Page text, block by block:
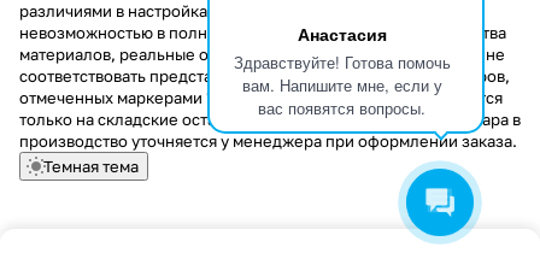
Анастасия
Здравствуйте! Готова помочь
вам. Напишите мне, если у
вас появятся вопросы.
различиями в настройках цветопередачи мониторов и
невозможностью в полной мере передать некоторые свойства
материалов, реальные оттенки и текстуры продукции могут не
соответствовать представленным на сайте. Стоимость товаров,
отмеченных маркерами "Скидка!" и "Акция!" распространяется
только на складские остатки. Стоимость заказа данного товара в
производство уточняется у менеджера при оформлении заказа.
Темная тема